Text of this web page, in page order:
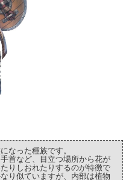
なった種族です。
首など、目立つ場所から花が
りしおれたりするのが特徴で
り似ていますが、内部は植物